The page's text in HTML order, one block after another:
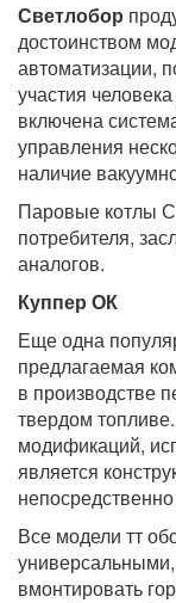
Светлобор
достоинством
автоматизации,
участия
включена
управления
наличие
Паровые котлы
потребителя,
аналогов.
Куппер ОК
Еще одна
предлагаемая
в производстве
твердом
модификаций,
является
Все модели тт
вмонтировать